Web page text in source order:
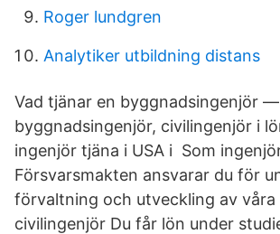
Roger lundgren
Analytiker utbildning distans
Vad tjänar en byggnadsingenjör
byggnadsingenjör, civilingenjör i
ingenjör tjäna i USA i Som
Försvarsmakten ansvarar du för
förvaltning och utveckling av våra
civilingenjör Du får lön under